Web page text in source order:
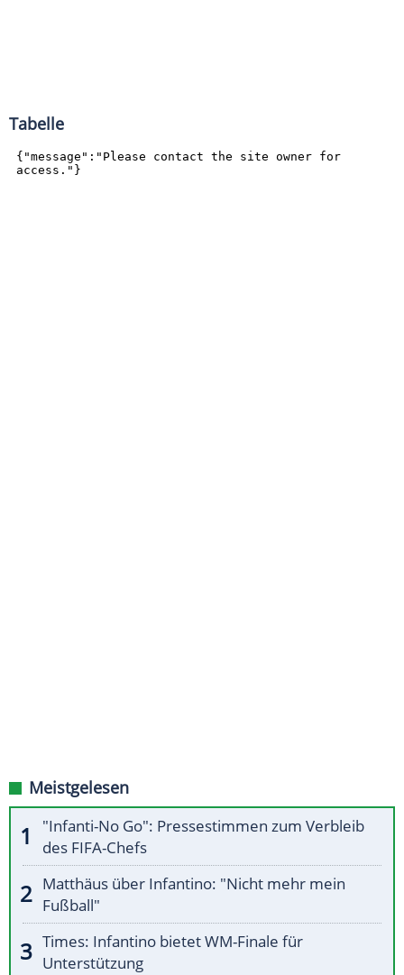
Tabelle
Meistgelesen
"Infanti-No Go": Pressestimmen zum Verbleib
des FIFA-Chefs
Matthäus über Infantino: "Nicht mehr mein
Fußball"
Times: Infantino bietet WM-Finale für
Unterstützung